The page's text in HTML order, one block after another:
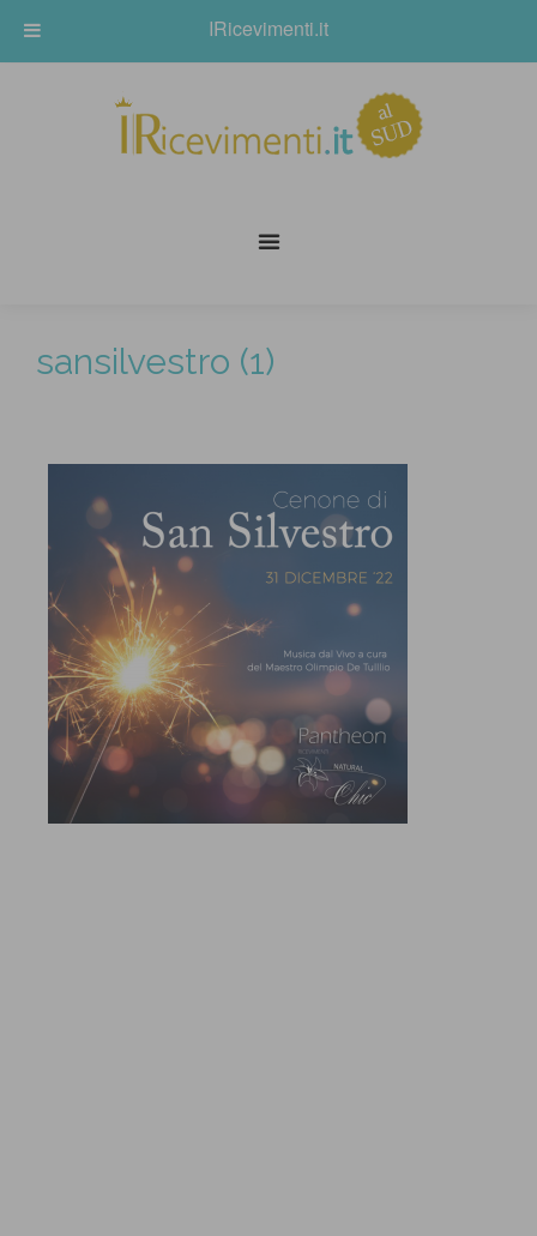
sansilvestro (1)
IRicevimenti.it